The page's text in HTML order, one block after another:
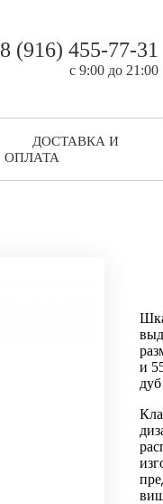
8 (916) 455-77-31
c 9:00 до 21:00
ДОСТАВКА И
ОПЛАТА
и